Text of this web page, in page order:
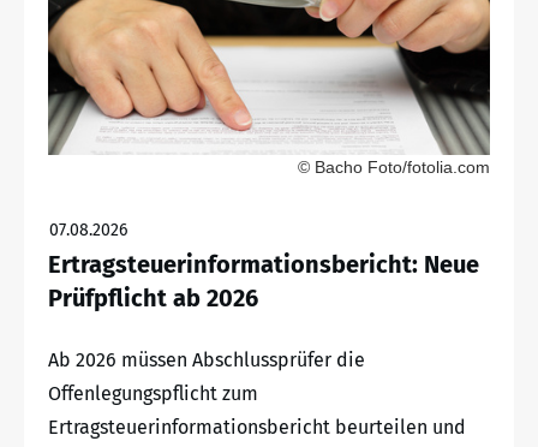
© Bacho Foto/fotolia.com
07.08.2026
Ertragsteuerinformationsbericht: Neue
Prüfpflicht ab 2026
Ab 2026 müssen Abschlussprüfer die
Offenlegungspflicht zum
Ertragsteuerinformationsbericht beurteilen und